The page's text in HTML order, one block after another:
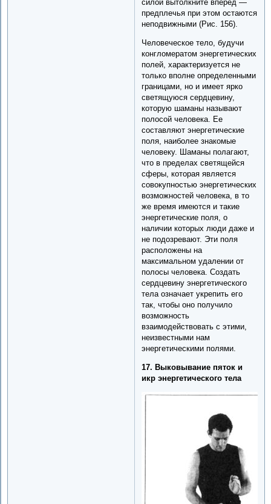
силой вытолкните вперед —
предплечья при этом остаются
неподвижными (Рис. 156).
Человеческое тело, будучи
конгломератом энергетических
полей, характеризуется не
только вполне определенными
границами, но и имеет ярко
светящуюся сердцевину,
которую шаманы называют
полосой человека. Ее
составляют энергетические
поля, наиболее знакомые
человеку. Шаманы полагают,
что в пределах светящейся
сферы, которая является
совокупностью энергетических
возможностей человека, в то
же время имеются и такие
энергетические поля, о
наличии которых люди даже и
не подозревают. Эти поля
расположены на
максимальном удалении от
полосы человека. Создать
сердцевину энергетического
тела означает укрепить его
так, чтобы оно получило
возможность
взаимодействовать с этими,
неизвестными нам
энергетическими полями.
17. Выковывание пяток и
икр энергетического тела